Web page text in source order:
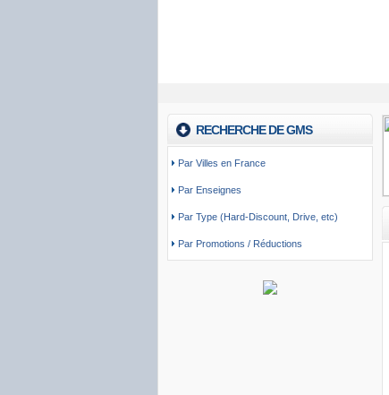
RECHERCHE DE GMS
Par Villes en France
Par Enseignes
Par Type (Hard-Discount, Drive, etc)
Par Promotions / Réductions